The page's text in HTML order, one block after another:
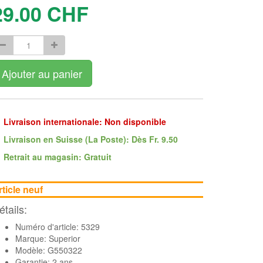
CHF
Ajouter au panier
Livraison internationale: Non disponible
Livraison en Suisse (La Poste): Dès Fr. 9.50
Retrait au magasin: Gratuit
neuf
Numéro d'article: 5329
Marque: Superior
Modèle: G550322